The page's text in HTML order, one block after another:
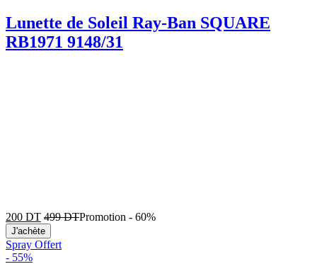
Lunette de Soleil Ray-Ban SQUARE
RB1971 9148/31
200 DT 499DTPromotion - 60%
J'achète
Spray Offert
- 55%